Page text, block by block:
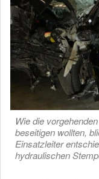
Wie die
beseitigen wollten,
Einsatzleiter
hydraulischen